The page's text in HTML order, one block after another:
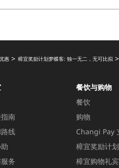
惠 樟宜奖励计划梦蝶客: 独一无二，无可比拟
南
线
务
餐饮与购物
餐饮
购物
Changi Pay
樟宜奖励计划
樟宜购物礼宾